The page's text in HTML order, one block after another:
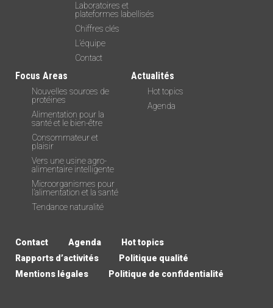
Laboratoires et
plateformes labellisés
Chiffres clés
L’équipe
Contact
Focus Areas
Nouvelles sources de
protéines
Alimentation pour la
santé et le bien-être
Consommateur et
plaisir
Vers une usine agro-
alimentaire intelligente
Microorganismes pour
l’alimentation et la santé
Tendance naturalité
Actualités
Hot topics
Agenda
Contact Agenda
Hot topics
Rapports d’activités
Politique qualité
Mentions légales
Politique de confidentialité